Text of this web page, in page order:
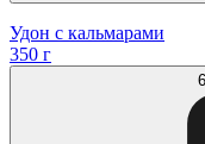
Удон с кальмарами
350 г